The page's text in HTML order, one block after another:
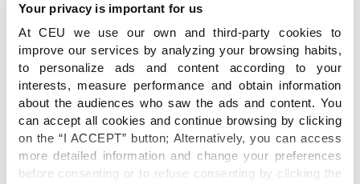
Your privacy is important for us
At CEU we use our own and third-party cookies to
improve our services by analyzing your browsing habits,
to personalize ads and content according to your
interests, measure performance and obtain information
about the audiences who saw the ads and content. You
can accept all cookies and continue browsing by clicking
on the “I ACCEPT” button; Alternatively, you can access
more detailed information and change your preferences
before consenting or to refuse consenting by clicking the